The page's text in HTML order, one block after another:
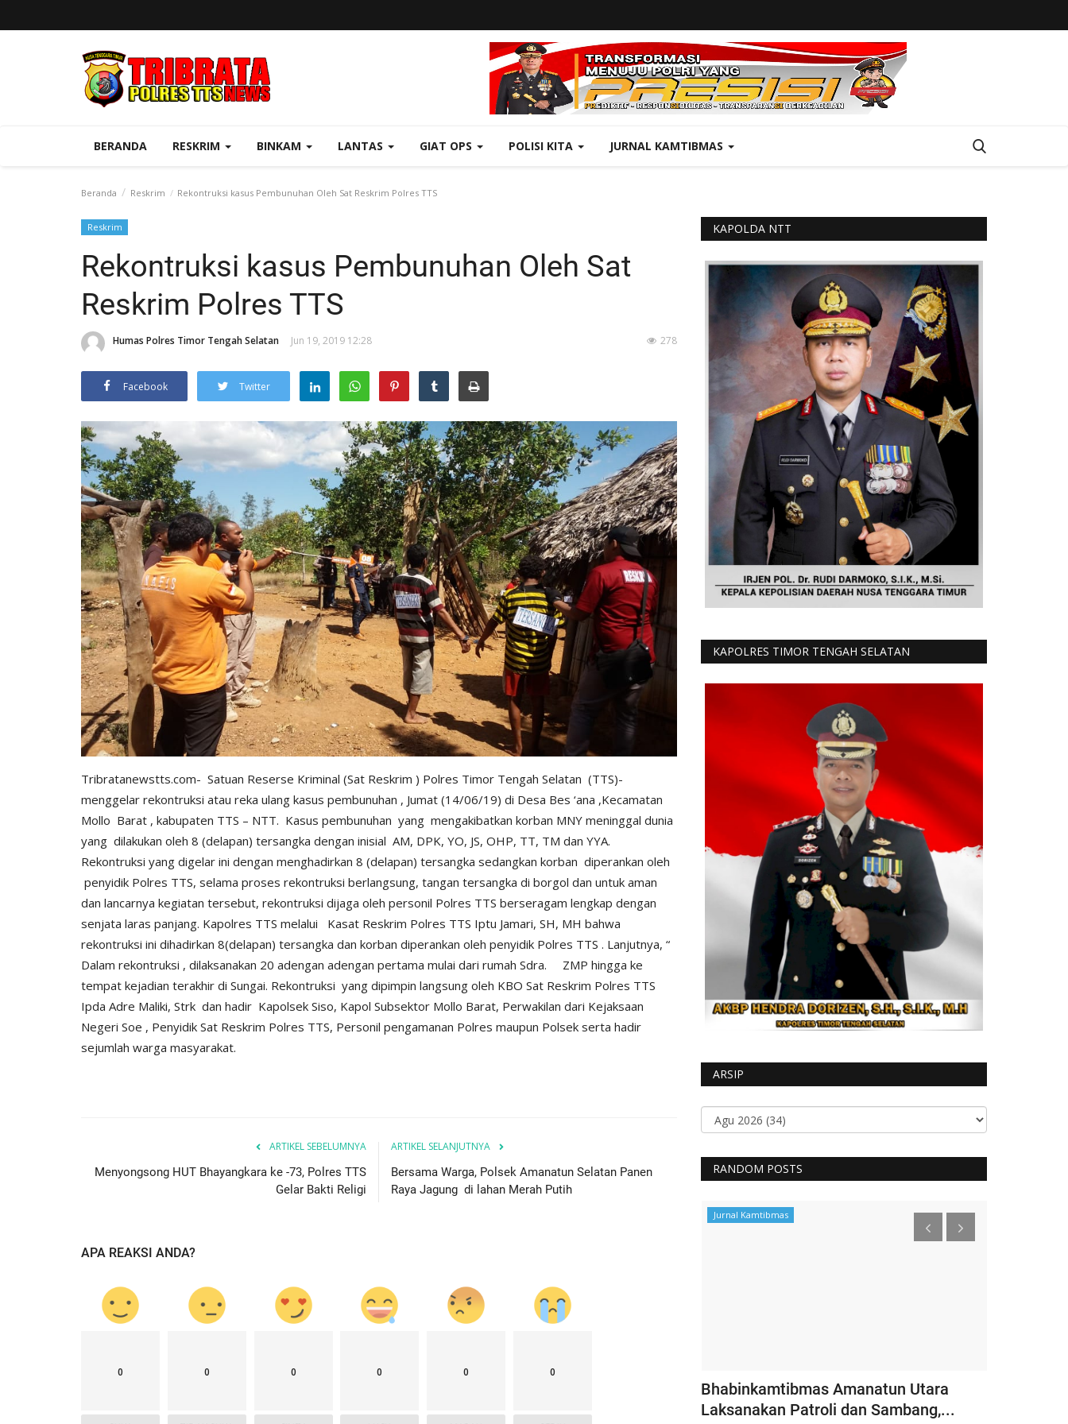
BERANDA RESKRIM BINKAM LANTAS GIAT OPS POLISI KITA JURNAL KAMTIBMAS
Beranda Reskrim Rekontruksi kasus Pembunuhan Oleh Sat Reskrim Polres TTS
Reskrim
Rekontruksi kasus Pembunuhan Oleh Sat
Reskrim Polres TTS
Humas Polres Timor Tengah Selatan Jun 19, 2019 12:28 278
Facebook Twitter
Tribratanewstts.com- Satuan Reserse Kriminal (Sat Reskrim ) Polres Timor Tengah Selatan (TTS)-
menggelar rekontruksi atau reka ulang kasus pembunuhan , Jumat (14/06/19) di Desa Bes ‘ana ,Kecamatan
Mollo Barat , kabupaten TTS – NTT. Kasus pembunuhan yang mengakibatkan korban MNY meninggal dunia
yang dilakukan oleh 8 (delapan) tersangka dengan inisial AM, DPK, YO, JS, OHP, TT, TM dan YYA.
Rekontruksi yang digelar ini dengan menghadirkan 8 (delapan) tersangka sedangkan korban diperankan oleh
penyidik Polres TTS, selama proses rekontruksi berlangsung, tangan tersangka di borgol dan untuk aman
dan lancarnya kegiatan tersebut, rekontruksi dijaga oleh personil Polres TTS berseragam lengkap dengan
senjata laras panjang. Kapolres TTS melalui Kasat Reskrim Polres TTS Iptu Jamari, SH, MH bahwa
rekontruksi ini dihadirkan 8(delapan) tersangka dan korban diperankan oleh penyidik Polres TTS . Lanjutnya, “
Dalam rekontruksi , dilaksanakan 20 adengan adengan pertama mulai dari rumah Sdra. ZMP hingga ke
tempat kejadian terakhir di Sungai. Rekontruksi yang dipimpin langsung oleh KBO Sat Reskrim Polres TTS
Ipda Adre Maliki, Strk dan hadir Kapolsek Siso, Kapol Subsektor Mollo Barat, Perwakilan dari Kejaksaan
Negeri Soe , Penyidik Sat Reskrim Polres TTS, Personil pengamanan Polres maupun Polsek serta hadir
sejumlah warga masyarakat.
ARTIKEL SEBELUMNYA
Menyongsong HUT Bhayangkara ke -73, Polres TTS
Gelar Bakti Religi
ARTIKEL SELANJUTNYA
Bersama Warga, Polsek Amanatun Selatan Panen
Raya Jagung di lahan Merah Putih
APA REAKSI ANDA?
0 0 0 0 0 0
KAPOLDA NTT
KAPOLRES TIMOR TENGAH SELATAN
ARSIP
RANDOM POSTS
Polres TTS
Kanjuruhan
Jurnal Kamtibmas
Bhabinkamtibmas Amanatun Utara
Laksanakan Patroli dan Sambang,...